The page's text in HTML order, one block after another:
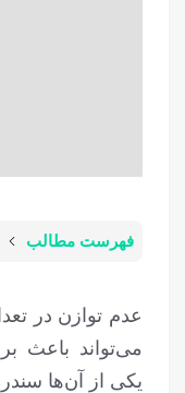
فهرست مطالب
می‌تواند باعث
یکی از آن‌ها